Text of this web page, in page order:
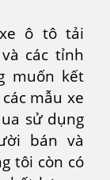
ô tô tải
các tỉnh
muốn kết
mẫu xe
sử dụng
bán và
tôi còn có